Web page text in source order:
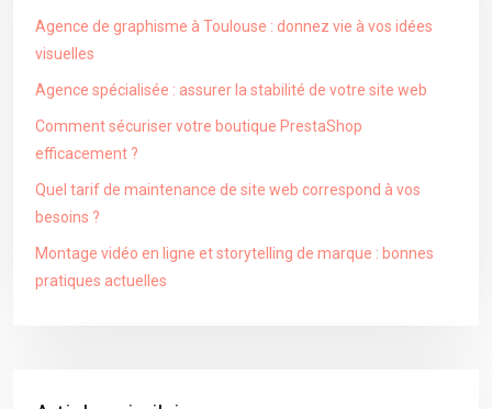
Agence de graphisme à Toulouse : donnez vie à vos idées
visuelles
Agence spécialisée : assurer la stabilité de votre site web
Comment sécuriser votre boutique PrestaShop
efficacement ?
Quel tarif de maintenance de site web correspond à vos
besoins ?
Montage vidéo en ligne et storytelling de marque : bonnes
pratiques actuelles